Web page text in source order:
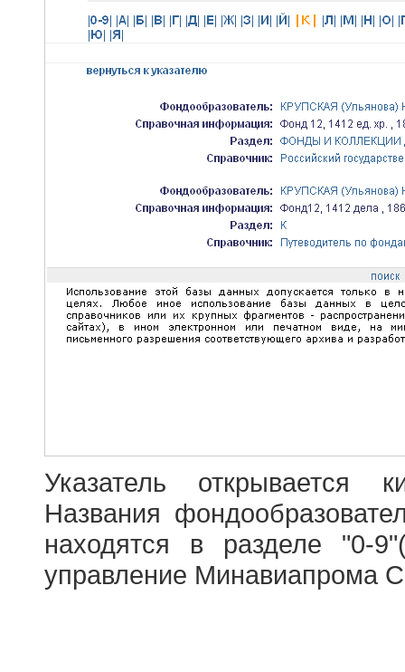
Указатель открывается
Названия
находятся в разделе "0-
управление Минавиапрома